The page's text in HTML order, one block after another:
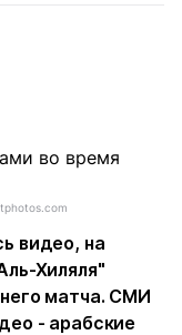
видео, на
Хиляля"
матча. СМИ
- арабские